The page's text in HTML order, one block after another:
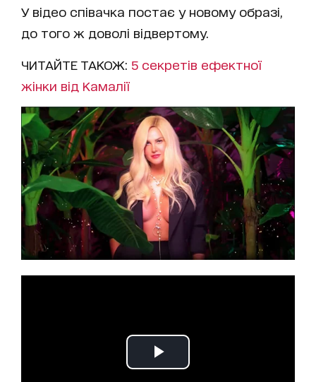
У відео співачка постає у новому образі,
до того ж доволі відвертому.
ЧИТАЙТЕ ТАКОЖ: 5 секретів ефектної
жінки від Камалії